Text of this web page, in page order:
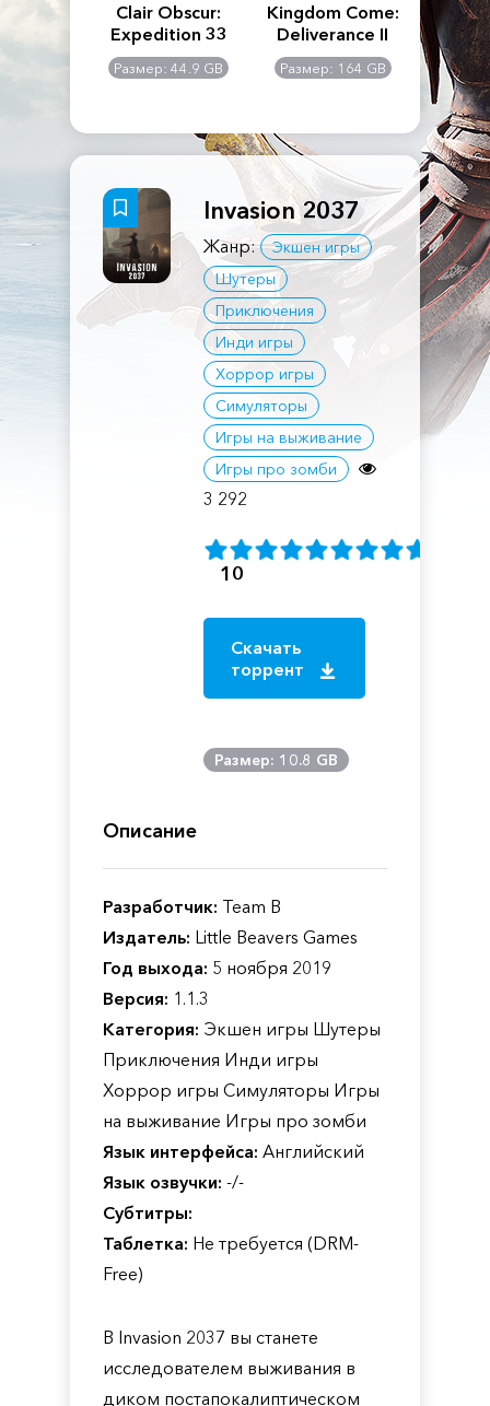
Creed
Clair Obscur:
Expedition 33
Размер: 44.9 GB
Kingdom Come:
Deliverance II
Размер: 164 GB
The
Invasion 2037
Жанр:
Экшен игры
Шутеры
Приключения
Инди игры
Хоррор игры
Симуляторы
Игры на выживание
Игры про зомби
3 292
10
Скачать
торрент
Размер: 10.8 GB
Описание
Разработчик: Team B
Издатель: Little Beavers Games
Год выхода: 5 ноября 2019
Версия: 1.1.3
Категория: Экшен игры Шутеры
Приключения Инди игры
Хоррор игры Симуляторы Игры
на выживание Игры про зомби
Язык интерфейса: Английский
Язык озвучки: -/-
Субтитры:
Таблетка: Не требуется (DRM-
Free)
В Invasion 2037 вы станете
исследователем выживания в
диком постапокалиптическом